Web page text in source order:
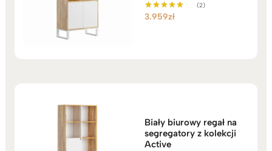
Oceniono
(2)
3.959zł
Biały biurowy regał na
segregatory z kolekcji
Active